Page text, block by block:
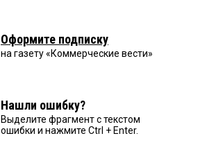
Оформите подписку
на газету «Коммерческие вести»
Нашли ошибку?
Выделите фрагмент с текстом
ошибки и нажмите Ctrl + Enter.